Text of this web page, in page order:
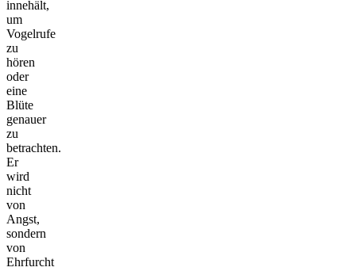
innehält,
um
Vogelrufe
zu
hören
oder
eine
Blüte
genauer
zu
betrachten.
Er
wird
nicht
von
Angst,
sondern
von
Ehrfurcht